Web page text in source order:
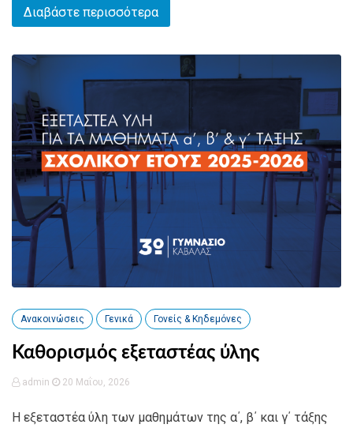
Διαβάστε περισσότερα
Ανακοινώσεις Γενικά Γονείς & Κηδεμόνες
Καθορισμός εξεταστέας ύλης
admin 20 Μαΐου, 2026
Η εξεταστέα ύλη των μαθημάτων της α΄, β΄ και γ΄ τάξης